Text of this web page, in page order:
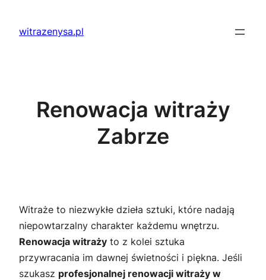
witrazenysa.pl
Renowacja witraży
Zabrze
Witraże to niezwykłe dzieła sztuki, które nadają
niepowtarzalny charakter każdemu wnętrzu.
Renowacja witraży to z kolei sztuka
przywracania im dawnej świetności i piękna. Jeśli
szukasz profesjonalnej renowacji witraży w